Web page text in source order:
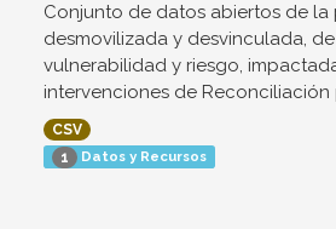
Conjunto de datos abiertos de
desmovilizada y desvinculada,
vulnerabilidad y riesgo,
intervenciones de Reconciliación
CSV
1 Datos y Recursos